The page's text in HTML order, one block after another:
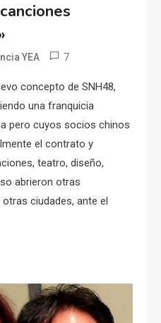
YEA 7
concepto de SNH48,
una franquicia
pero cuyos socios chinos
el contrato y
teatro, diseño,
abrieron otras
ciudades, ante el